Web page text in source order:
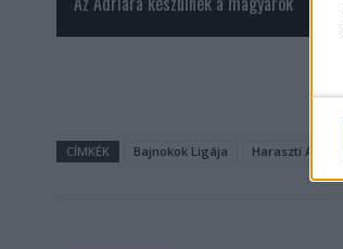
CÍMKÉK Bajnokok Ligája Haraszti Ádám